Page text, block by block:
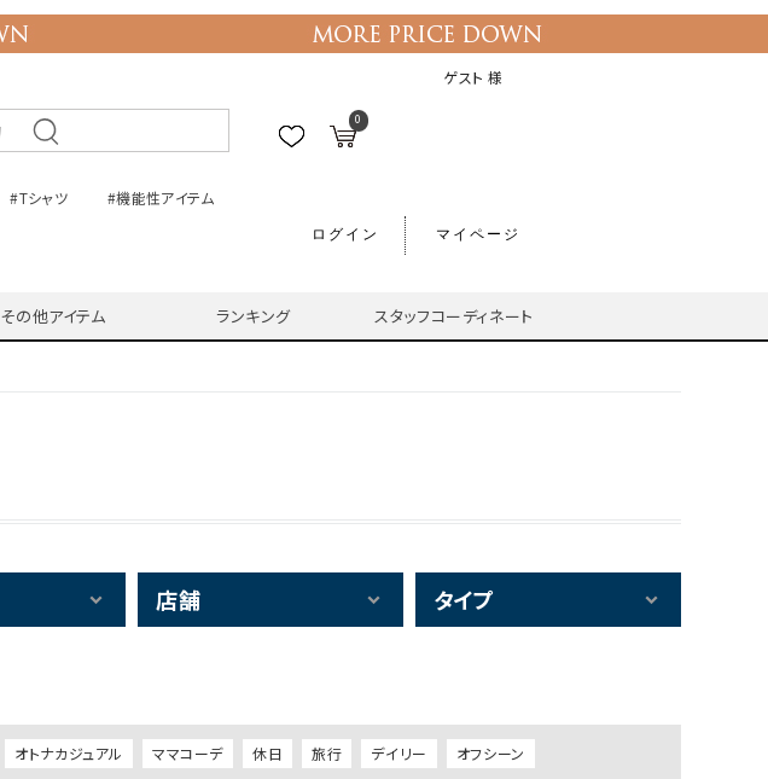
ゲスト 様
0
#Tシャツ #機能性アイテム
ログイン マイページ
その他アイテム ランキング スタッフコーディネート
店舗 タイプ
オトナカジュアル ママコーデ 休日 旅行 デイリー オフシーン